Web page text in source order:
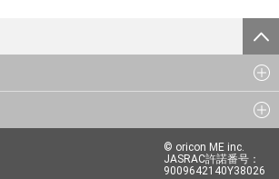
© oricon ME inc.
JASRAC許諾番号：
9009642140Y38026